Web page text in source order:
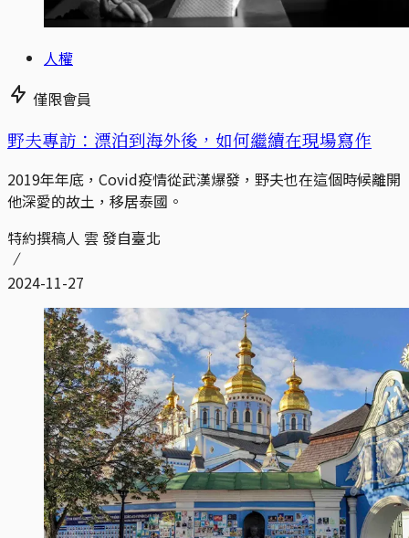
人權
僅限會員
野夫專訪：漂泊到海外後，如何繼續在現場寫作
2019年年底，Covid疫情從武漢爆發，野夫也在這個時候離開
他深愛的故土，移居泰國。
特約撰稿人 雲 發自臺北
2024-11-27